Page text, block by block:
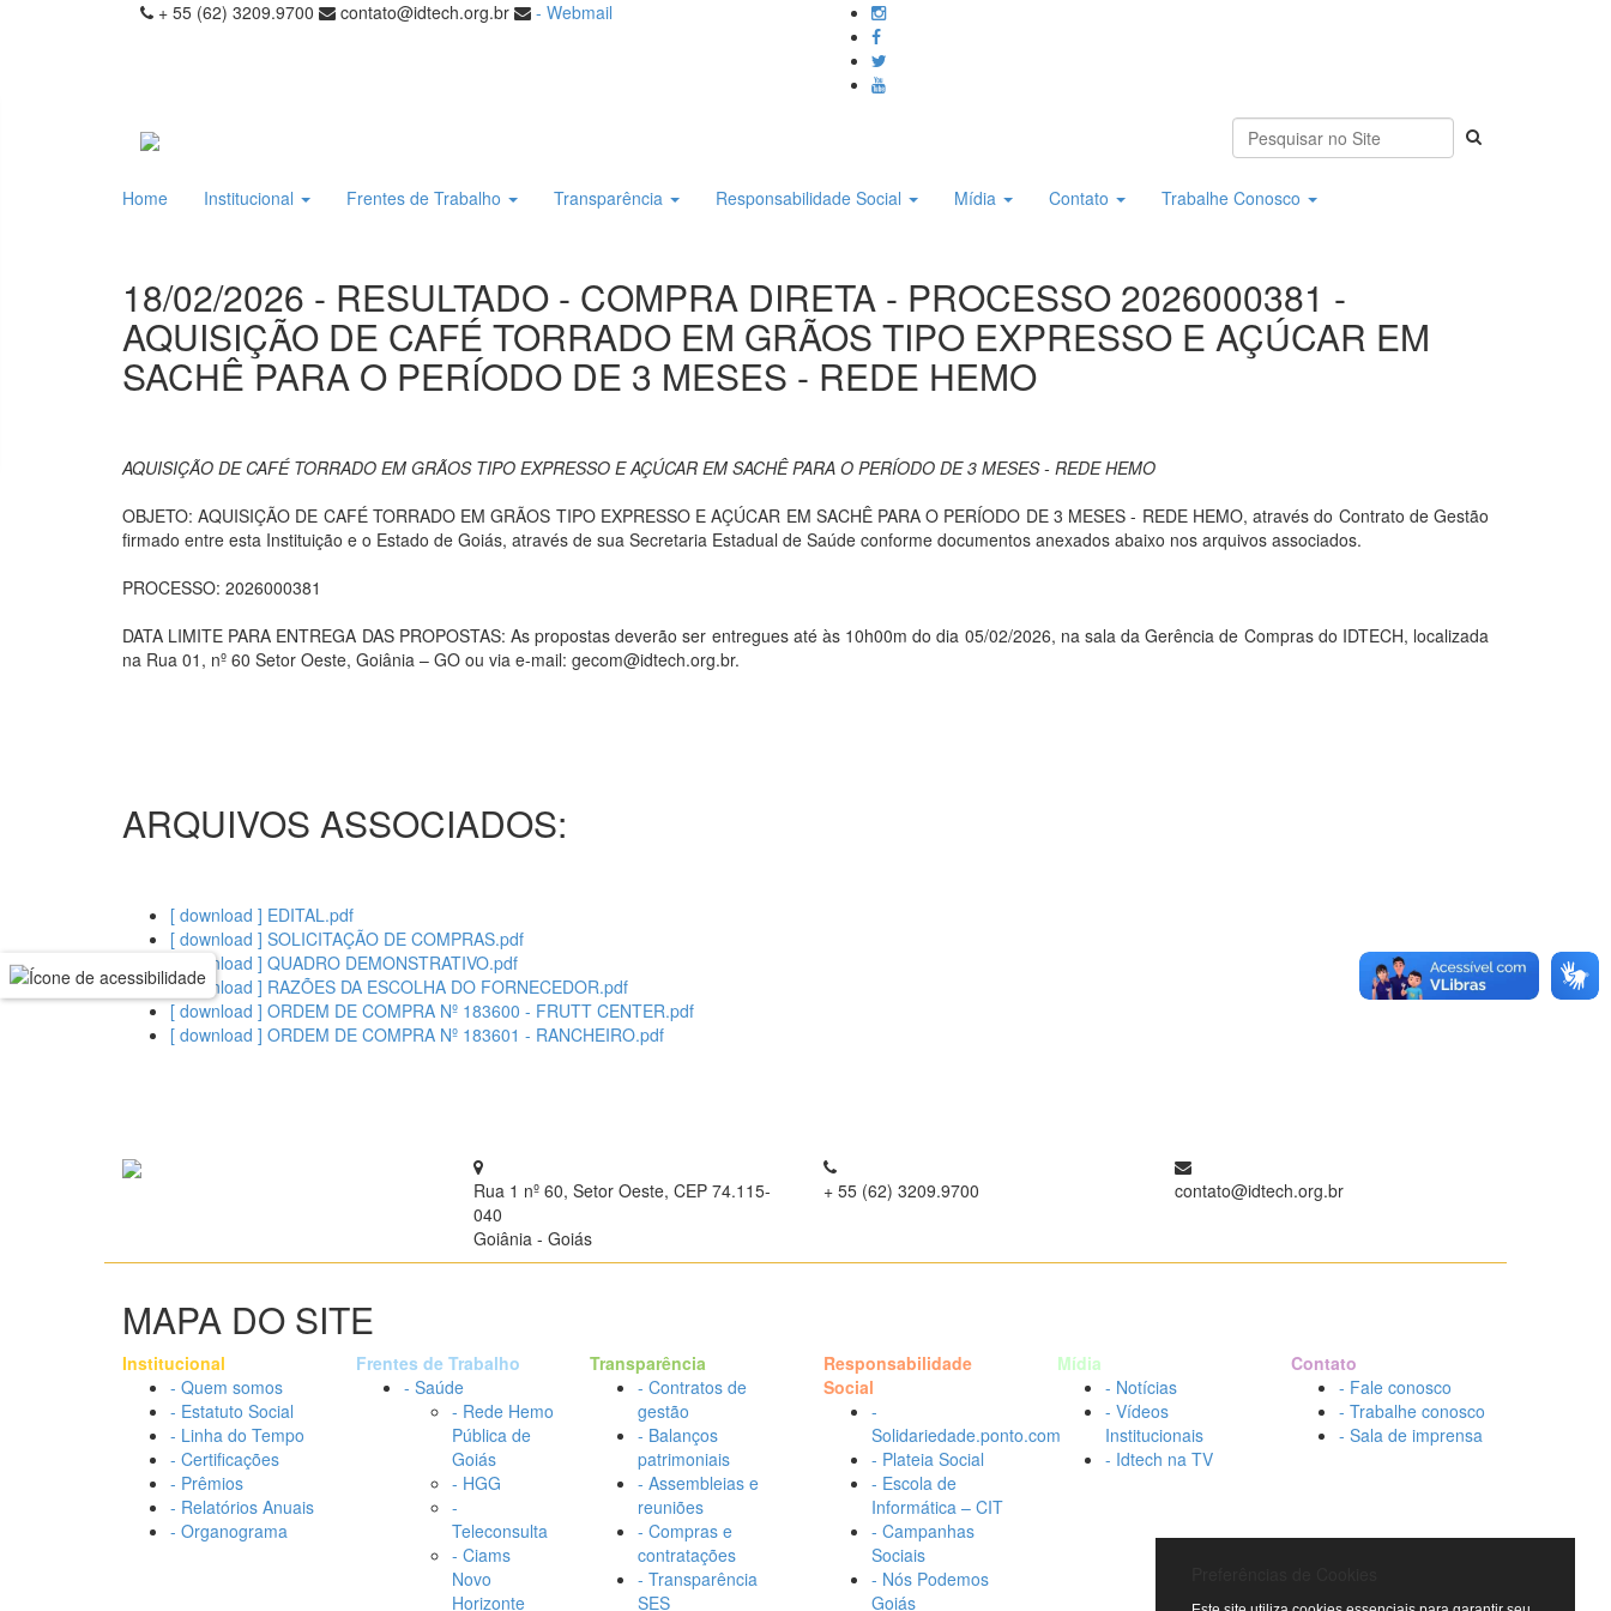
+ 55 (62) 3209.9700 contato@idtech.org.br - Webmail
Home Institucional Frentes de Trabalho Transparência Responsabilidade Social Mídia Contato Trabalhe Conosco
18/02/2026 - RESULTADO - COMPRA DIRETA - PROCESSO 2026000381 -
AQUISIÇÃO DE CAFÉ TORRADO EM GRÃOS TIPO EXPRESSO E AÇÚCAR EM
SACHÊ PARA O PERÍODO DE 3 MESES - REDE HEMO
AQUISIÇÃO DE CAFÉ TORRADO EM GRÃOS TIPO EXPRESSO E AÇÚCAR EM SACHÊ PARA O PERÍODO DE 3 MESES - REDE HEMO
OBJETO: AQUISIÇÃO DE CAFÉ TORRADO EM GRÃOS TIPO EXPRESSO E AÇÚCAR EM SACHÊ PARA O PERÍODO DE 3 MESES - REDE HEMO, através do Contrato de Gestão
firmado entre esta Instituição e o Estado de Goiás, através de sua Secretaria Estadual de Saúde conforme documentos anexados abaixo nos arquivos associados.
PROCESSO: 2026000381
DATA LIMITE PARA ENTREGA DAS PROPOSTAS: As propostas deverão ser entregues até às 10h00m do dia 05/02/2026, na sala da Gerência de Compras do IDTECH, localizada
na Rua 01, nº 60 Setor Oeste, Goiânia – GO ou via e-mail: gecom@idtech.org.br.
ARQUIVOS ASSOCIADOS:
[ download ] EDITAL.pdf
[ download ] SOLICITAÇÃO DE COMPRAS.pdf
[ download ] QUADRO DEMONSTRATIVO.pdf
[ download ] RAZÕES DA ESCOLHA DO FORNECEDOR.pdf
[ download ] ORDEM DE COMPRA Nº 183600 - FRUTT CENTER.pdf
[ download ] ORDEM DE COMPRA Nº 183601 - RANCHEIRO.pdf
Rua 1 nº 60, Setor Oeste, CEP 74.115-
040
Goiânia - Goiás
+ 55 (62) 3209.9700 contato@idtech.org.br
MAPA DO SITE
Institucional
- Quem somos
- Estatuto Social
- Linha do Tempo
- Certificações
- Prêmios
- Relatórios Anuais
- Organograma
Frentes de Trabalho
- Saúde
- Rede Hemo
Pública de
Goiás
- HGG
-
Teleconsulta
- Ciams
Novo
Horizonte
Transparência
- Contratos de
gestão
- Balanços
patrimoniais
- Assembleias e
reuniões
- Compras e
contratações
- Transparência
SES
Responsabilidade
Social
-
Solidariedade.ponto.com
- Plateia Social
- Escola de
Informática – CIT
- Campanhas
Sociais
- Nós Podemos
Goiás
Mídia
- Notícias
- Vídeos
Institucionais
- Idtech na TV
Contato
- Fale conosco
- Trabalhe conosco
- Sala de imprensa